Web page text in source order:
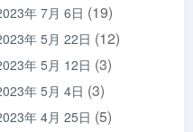
年 7月 6日 (19)
年 5月 22日 (12)
年 5月 12日 (3)
年 5月 4日 (3)
年 4月 25日 (5)